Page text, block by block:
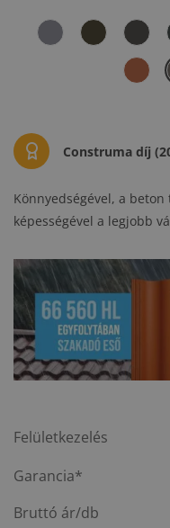
Construma díj
Könnyedségével, a
képességével a legjobb
Felületkezelés
Garancia*
Bruttó ár/db